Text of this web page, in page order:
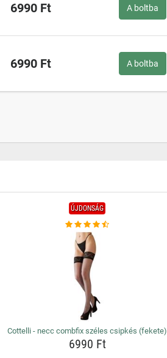
6990 Ft A boltba
6990 Ft A boltba
ÚJDONSÁG
Cottelli - necc combfix széles csipkés (fekete)
6990 Ft